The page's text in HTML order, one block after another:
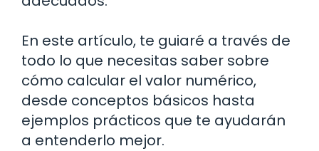
En este artículo, te guiaré a través de
todo lo que necesitas saber sobre
cómo calcular el valor numérico,
desde conceptos básicos hasta
ejemplos prácticos que te ayudarán
a entenderlo mejor.